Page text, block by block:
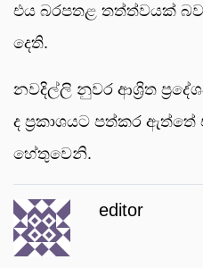
එය බරපතළ තත්ත්වයක්
දෙති.
නවදිල්ලි නුවර ආශ්‍රිත
ද ප්‍රකාශයට පත්කර
හේතුවෙනි.
editor